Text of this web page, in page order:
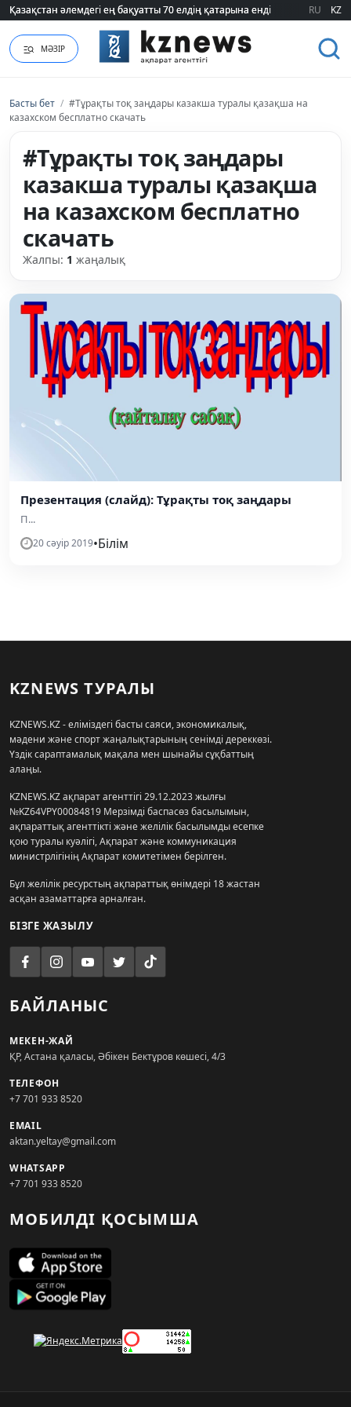
Қазақстан әлемдегі ең бақуатты 70 елдің қатарына енді
Қазақстан әлемдегі ең бақуатты 70 елдің қатарына енді RU KZ
МӘЗІР
Басты бет / #Тұрақты тоқ заңдары казакша туралы қазақша на
казахском бесплатно скачать
#Тұрақты тоқ заңдары
казакша туралы қазақша
на казахском бесплатно
скачать
Жалпы: 1 жаңалық
Презентация (слайд): Тұрақты тоқ заңдары
П...
20 сәуір 2019•Білім
KZNEWS ТУРАЛЫ
KZNEWS.KZ - еліміздегі басты саяси, экономикалық,
мәдени және спорт жаңалықтарының сенімді дереккөзі.
Үздік сараптамалық мақала мен шынайы сұқбаттың
алаңы.
KZNEWS.KZ ақпарат агенттігі 29.12.2023 жылғы
№KZ64VPY00084819 Мерзімді баспасөз басылымын,
ақпараттық агенттікті және желілік басылымды есепке
қою туралы куәлігі, Ақпарат және коммуникация
министрлігінің Ақпарат комитетімен берілген.
Бұл желілік ресурстың ақпараттық өнімдері 18 жастан
асқан азаматтарға арналған.
БІЗГЕ ЖАЗЫЛУ
БАЙЛАНЫС
МЕКЕН-ЖАЙ
ҚР, Астана қаласы, Әбікен Бектұров көшесі, 4/3
ТЕЛЕФОН
+7 701 933 8520
EMAIL
aktan.yeltay@gmail.com
WHATSAPP
+7 701 933 8520
МОБИЛДІ ҚОСЫМША